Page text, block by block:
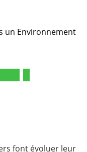
un Environnement
font évoluer leur